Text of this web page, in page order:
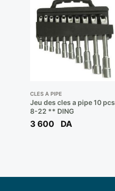
CLÉS À PIPE
Jeu des cles a pipe 10 pcs
8-22 ** DING
3 600 DA